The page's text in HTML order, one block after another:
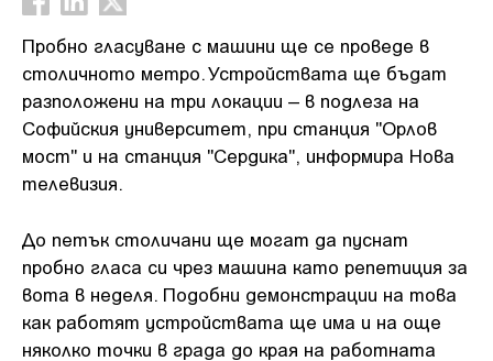
Пробно гласуване с машини ще се проведе в
столичното метро. Устройствата ще бъдат
разположени на три локации – в подлеза на
Софийския университет, при станция "Орлов
мост" и на станция "Сердика", информира Нова
телевизия.
До петък столичани ще могат да пуснат
пробно гласа си чрез машина като репетиция за
вота в неделя. Подобни демонстрации на това
как работят устройствата ще има и на още
няколко точки в града до края на работната